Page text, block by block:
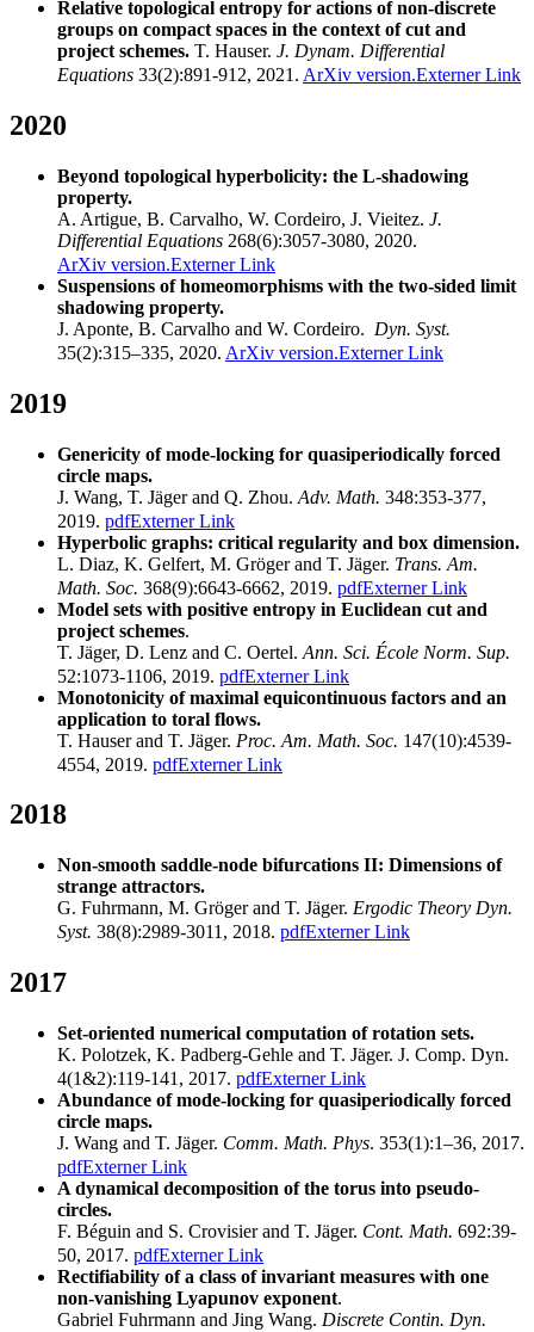
Relative topological entropy for actions of non-discrete
groups on compact spaces in the context of cut and
project schemes. T. Hauser. J. Dynam. Differential
Equations 33(2):891-912, 2021. ArXiv version.Externer Link
2020
Beyond topological hyperbolicity: the L-shadowing
property.
A. Artigue, B. Carvalho, W. Cordeiro, J. Vieitez. J.
Differential Equations 268(6):3057-3080, 2020.
ArXiv version.Externer Link
Suspensions of homeomorphisms with the two-sided limit
shadowing property.
J. Aponte, B. Carvalho and W. Cordeiro. Dyn. Syst.
35(2):315–335, 2020. ArXiv version.Externer Link
2019
Genericity of mode-locking for quasiperiodically forced
circle maps.
J. Wang, T. Jäger and Q. Zhou. Adv. Math. 348:353-377,
2019. pdfExterner Link
Hyperbolic graphs: critical regularity and box dimension.
L. Diaz, K. Gelfert, M. Gröger and T. Jäger. Trans. Am.
Math. Soc. 368(9):6643-6662, 2019. pdfExterner Link
Model sets with positive entropy in Euclidean cut and
project schemes.
T. Jäger, D. Lenz and C. Oertel. Ann. Sci. École Norm. Sup.
52:1073-1106, 2019. pdfExterner Link
Monotonicity of maximal equicontinuous factors and an
application to toral flows.
T. Hauser and T. Jäger. Proc. Am. Math. Soc. 147(10):4539-
4554, 2019. pdfExterner Link
2018
Non-smooth saddle-node bifurcations II: Dimensions of
strange attractors.
G. Fuhrmann, M. Gröger and T. Jäger. Ergodic Theory Dyn.
Syst. 38(8):2989-3011, 2018. pdfExterner Link
2017
Set-oriented numerical computation of rotation sets.
K. Polotzek, K. Padberg-Gehle and T. Jäger. J. Comp. Dyn.
4(1&2):119-141, 2017. pdfExterner Link
Abundance of mode-locking for quasiperiodically forced
circle maps.
J. Wang and T. Jäger. Comm. Math. Phys. 353(1):1–36, 2017.
pdfExterner Link
A dynamical decomposition of the torus into pseudo-
circles.
F. Béguin and S. Crovisier and T. Jäger. Cont. Math. 692:39-
50, 2017. pdfExterner Link
Rectifiability of a class of invariant measures with one
non-vanishing Lyapunov exponent.
Gabriel Fuhrmann and Jing Wang. Discrete Contin. Dyn.